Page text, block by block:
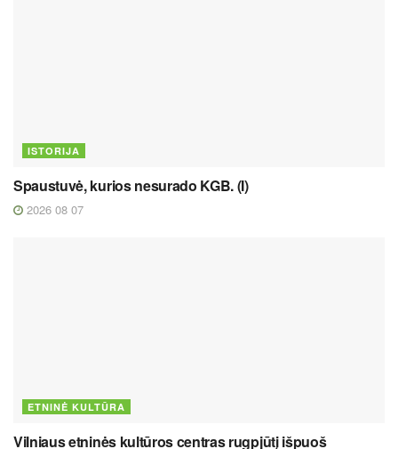
ISTORIJA
Spaustuvė, kurios nesurado KGB. (I)
2026 08 07
ETNINĖ KULTŪRA
Vilniaus etninės kultūros centras rugpjūtį išpuoš